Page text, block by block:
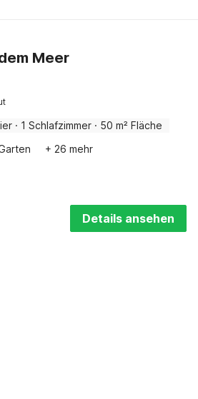
Meer
· 1 Schlafzimmer · 50 m² Fläche
+ 26 mehr
Details ansehen